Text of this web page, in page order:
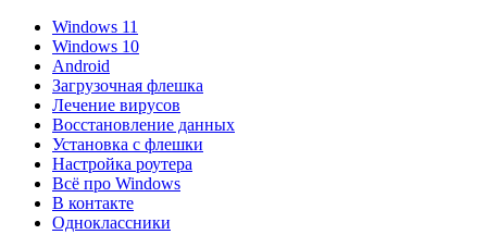
Windows 11
Windows 10
Android
Загрузочная флешка
Лечение вирусов
Восстановление данных
Установка с флешки
Настройка роутера
Всё про Windows
В контакте
Одноклассники